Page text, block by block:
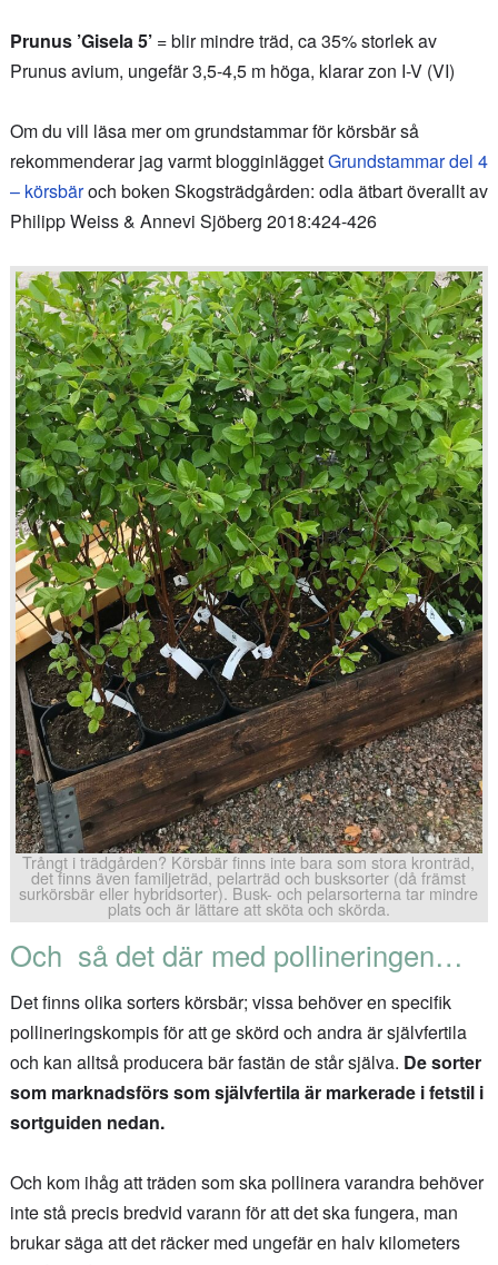
Prunus ’Gisela 5’= blir mindre träd, ca 35% storlek av
Prunus avium, ungefär 3,5-4,5 m höga, klarar zon I-V (VI)
Om du vill läsa mer om grundstammar för körsbär så
rekommenderar jag varmt blogginläggetGrundstammar del 4
– körsbäroch boken Skogsträdgården: odla ätbart överallt av
Philipp Weiss & Annevi Sjöberg 2018:424-426
Trångt i trädgården? Körsbär finns inte bara som stora kronträd,
det finns även familjeträd, pelarträd och busksorter (då främst
surkörsbär eller hybridsorter). Busk- och pelarsorterna tar mindre
plats och är lättare att sköta och skörda.
Och så det där med pollineringen…
Det finns olika sorters körsbär; vissa behöver en specifik
pollineringskompis för att ge skörd och andra är självfertila
och kan alltså producera bär fastän de står själva. De sorter
som marknadsförs som självfertila är markerade i fetstil i
sortguiden nedan.
Och kom ihåg att träden som ska pollinera varandra behöver
inte stå precis bredvid varann för att det ska fungera, man
brukar säga att det räcker med ungefär en halv kilometers